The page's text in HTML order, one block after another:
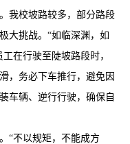
我校坡路较多，部分路段
大挑战。“如临深渊，如
在行驶至陡坡路段时，
，务必下车推行，避免因
车辆、逆行行驶，确保自
“不以规矩，不能成方